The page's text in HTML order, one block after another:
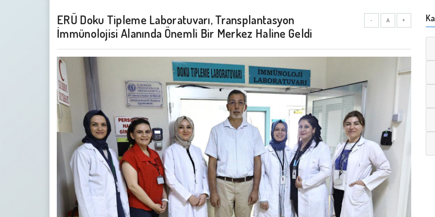
- A +
ERÜ Doku Tipleme Laboratuvarı, Transplantasyon
İmmünolojisi Alanında Önemli Bir Merkez Haline Geldi